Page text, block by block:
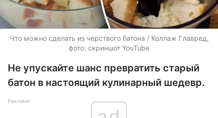
Что можно сделать из черствого батона / Коллаж Главред,
фото: скриншот YouTube
Не упускайте шанс превратить старый
батон в настоящий кулинарный шедевр.
Реклама